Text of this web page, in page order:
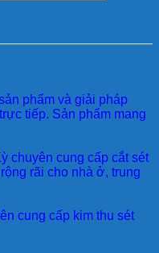
phẩm và giải pháp
tiếp. Sản phẩm mang
chuyên cung cấp cắt sét
rãi cho nhà ở, trung
cung cấp kim thu sét